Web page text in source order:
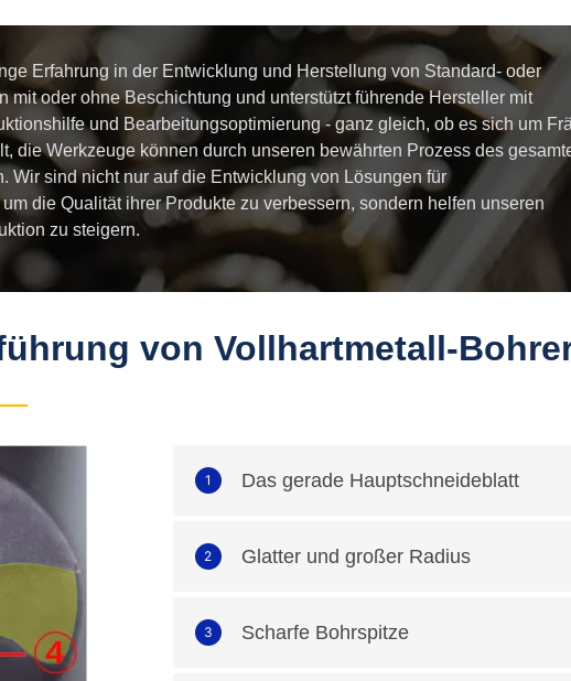
Erfahrung in der Entwicklung und Herstellung von Standard- oder
mit oder ohne Beschichtung und unterstützt führende Hersteller mit
und Bearbeitungsoptimierung - ganz gleich, ob es sich um
die Werkzeuge können durch unseren bewährten Prozess des
Wir sind nicht nur auf die Entwicklung von Lösungen für
die Qualität ihrer Produkte zu verbessern, sondern helfen unseren
zu steigern.
von Vollhartmetall-
1 Das gerade Hauptschneideblatt
2 Glatter und großer Radius
3 Scharfe Bohrspitze